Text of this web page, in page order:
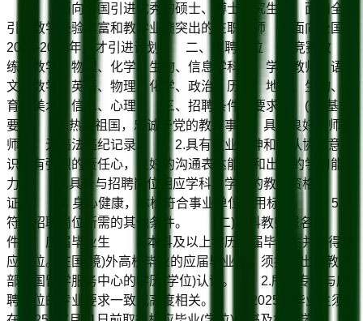
面向全国引进优秀的硕士、博士研究生 面向全国
引进教学经验丰富和教学业绩突出的在职教师 面向全国
2024-2025年人才引进计划 二、招聘岗位 竞赛教
练：数学、物理、化学、生物、信息学科 学科教师：语
文、数学、英语、物理、化学、政治、历史、地理、生物、体
育、美术、信息、心理 三、招聘条件和要求 (一)基本
要求 1.热爱祖国，忠诚于党的教育事业，具有良好的师德
师风，无违法违纪记录。 2.具有敬业精神和团队协作意
识，有强烈的责任心，良好的沟通表达能力和出众的学习能
力。 3.具备与招聘岗位相应学科、学段的教师资格
证。 4. 身心健康，体检符合事业单位录用标准。 5.
符合招聘岗位所需的其他条件。 (二)学科教师报名条
件 应届毕业生 1.本科及以上学历应届毕业生并取得相
应学位。在国(境)外高校毕业的应届毕业生，须按时出具教育
部中国留学服务中心的学历(学位)认证。 2.所学专业与应
聘岗位的专业要求一致或高度相关。 3.2025届毕业生须